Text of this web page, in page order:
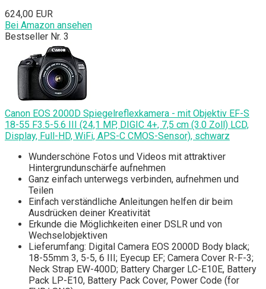
624,00 EUR
Bei Amazon ansehen
Bestseller Nr. 3
Canon EOS 2000D Spiegelreflexkamera - mit Objektiv EF-S
18-55 F3.5-5.6 III (24,1 MP, DIGIC 4+, 7,5 cm (3.0 Zoll) LCD,
Display, Full-HD, WiFi, APS-C CMOS-Sensor), schwarz
Wunderschöne Fotos und Videos mit attraktiver
Hintergrundunschärfe aufnehmen
Ganz einfach unterwegs verbinden, aufnehmen und
Teilen
Einfach verständliche Anleitungen helfen dir beim
Ausdrücken deiner Kreativität
Erkunde die Möglichkeiten einer DSLR und von
Wechselobjektiven
Lieferumfang: Digital Camera EOS 2000D Body black;
18-55mm 3, 5-5, 6 III; Eyecup EF; Camera Cover R-F-3;
Neck Strap EW-400D; Battery Charger LC-E10E, Battery
Pack LP-E10, Battery Pack Cover, Power Code (for